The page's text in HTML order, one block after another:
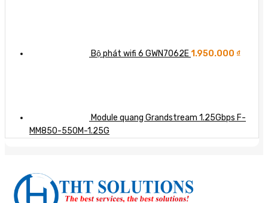
Bộ phát wifi 6 GWN7062E1.950.000 ₫
Module quang Grandstream 1.25Gbps F-
MM850-550M-1.25G